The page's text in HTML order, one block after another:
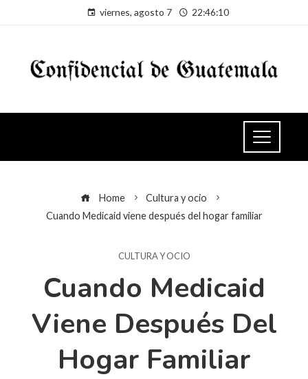
viernes, agosto 7 22:46:10
Home
Cultura y ocio
Cuando Medicaid viene después del hogar familiar
CULTURA Y OCIO
Cuando Medicaid
Viene Después Del
Hogar Familiar